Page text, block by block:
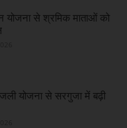
योजना से श्रमिक माताओं को
योजना से सरगुजा में बढ़ी